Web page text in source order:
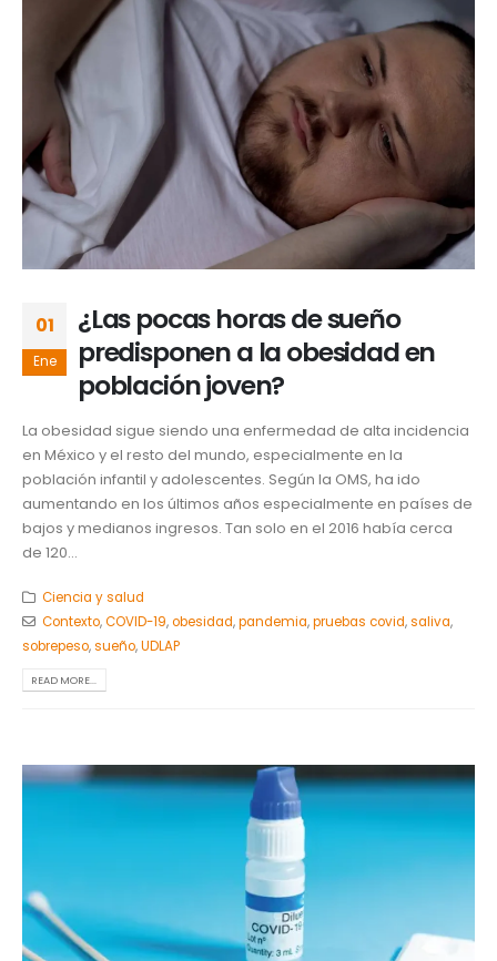
01
Ene
¿Las pocas horas de sueño
predisponen a la obesidad en
población joven?
La obesidad sigue siendo una enfermedad de alta incidencia
en México y el resto del mundo, especialmente en la
población infantil y adolescentes. Según la OMS, ha ido
aumentando en los últimos años especialmente en países de
bajos y medianos ingresos. Tan solo en el 2016 había cerca
de 120...
Ciencia y salud
Contexto,COVID-19,obesidad,pandemia,pruebas covid,saliva,
sobrepeso,sueño,UDLAP
READ MORE...